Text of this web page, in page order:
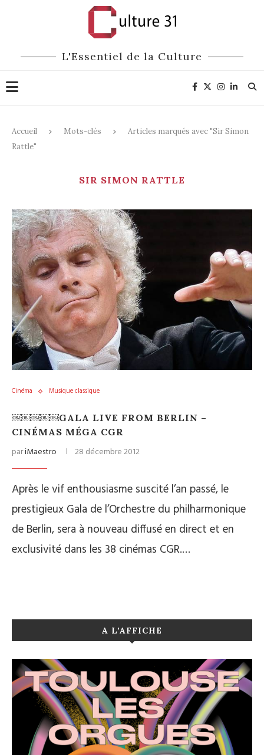
L'Essentiel de la Culture
Accueil Mots-clés
Articles marqués avec "Sir Simon
Rattle"
SIR SIMON RATTLE
Cinéma Musique classique
￼￼￼￼￼GALA LIVE FROM BERLIN –
CINÉMAS MÉGA CGR
pariMaestro 28 décembre 2012
Après le vif enthousiasme suscité l’an passé, le
prestigieux Gala de l’Orchestre du philharmonique
de Berlin, sera à nouveau diffusé en direct et en
exclusivité dans les 38 cinémas CGR.…
A L’AFFICHE